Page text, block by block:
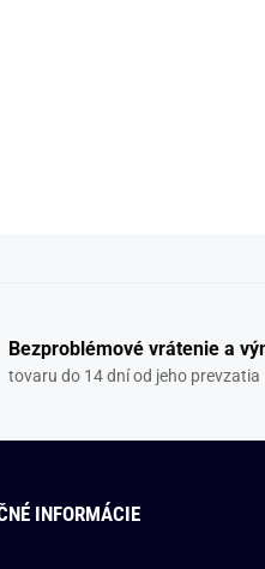
Bezproblémové vrátenie a
tovaru do 14 dní od jeho prevzatia
INFORMÁCIE